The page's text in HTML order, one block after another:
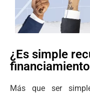
¿Es simple
Más que ser